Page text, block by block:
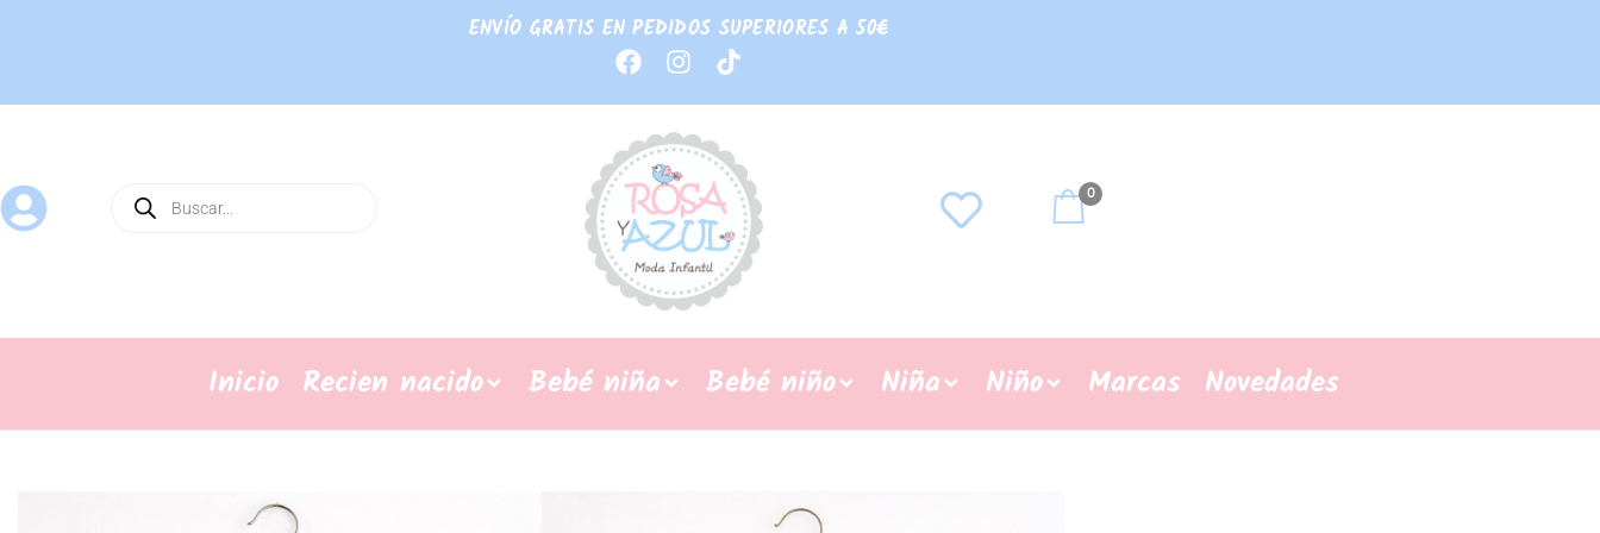
ENVÍO GRATIS EN PEDIDOS SUPERIORES A 50€
0
Inicio Recien nacido Bebé niña Bebé niño Niña Niño Marcas Novedades